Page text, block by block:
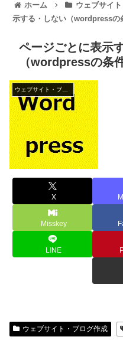
ホーム ウェブサイ
示する・しない（wordpressの
ページごとに表示
（wordpressの条
ウェブサイト・ブログ作成
X
Misskey
LINE
ウェブサイト・ブログ作成